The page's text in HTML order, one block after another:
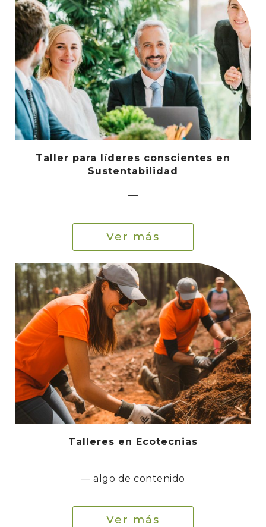
Taller para líderes conscientes en
Sustentabilidad
—
Ver más
Talleres en Ecotecnias
— algo de contenido
Ver más